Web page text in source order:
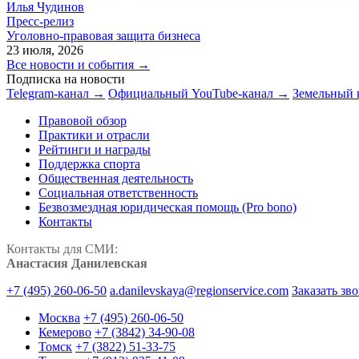
Илья Чудинов
Пресс-релиз
Уголовно-правовая защита бизнеса
23 июля, 2026
Все новости и события →
Подписка на новости
Telegram-канал → Официальный YouTube-канал → Земельный
Правовой обзор
Практики и отрасли
Рейтинги и награды
Поддержка спорта
Общественная деятельность
Социальная ответственность
Безвозмездная юридическая помощь (Pro bono)
Контакты
Контакты для СМИ:
Анастасия Данилевская
+7 (495) 260-06-50 a.danilevskaya@regionservice.com Заказать
Москва +7 (495) 260-06-50
Кемерово +7 (3842) 34-90-08
Томск +7 (3822) 51-33-75